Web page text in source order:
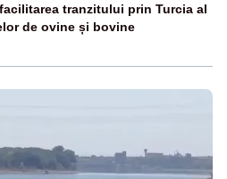
tranzitului prin Turcia al
de ovine și bovine